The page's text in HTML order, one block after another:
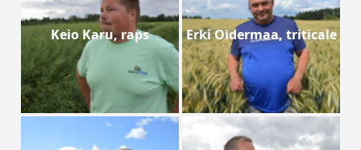
Keio Karu, raps Erki Oidermaa, triticale